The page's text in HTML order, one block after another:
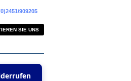
909205
SIE UNS